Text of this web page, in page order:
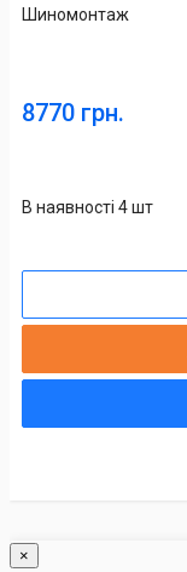
Шиномонтаж
8770 грн.
В наявності 4 шт
×